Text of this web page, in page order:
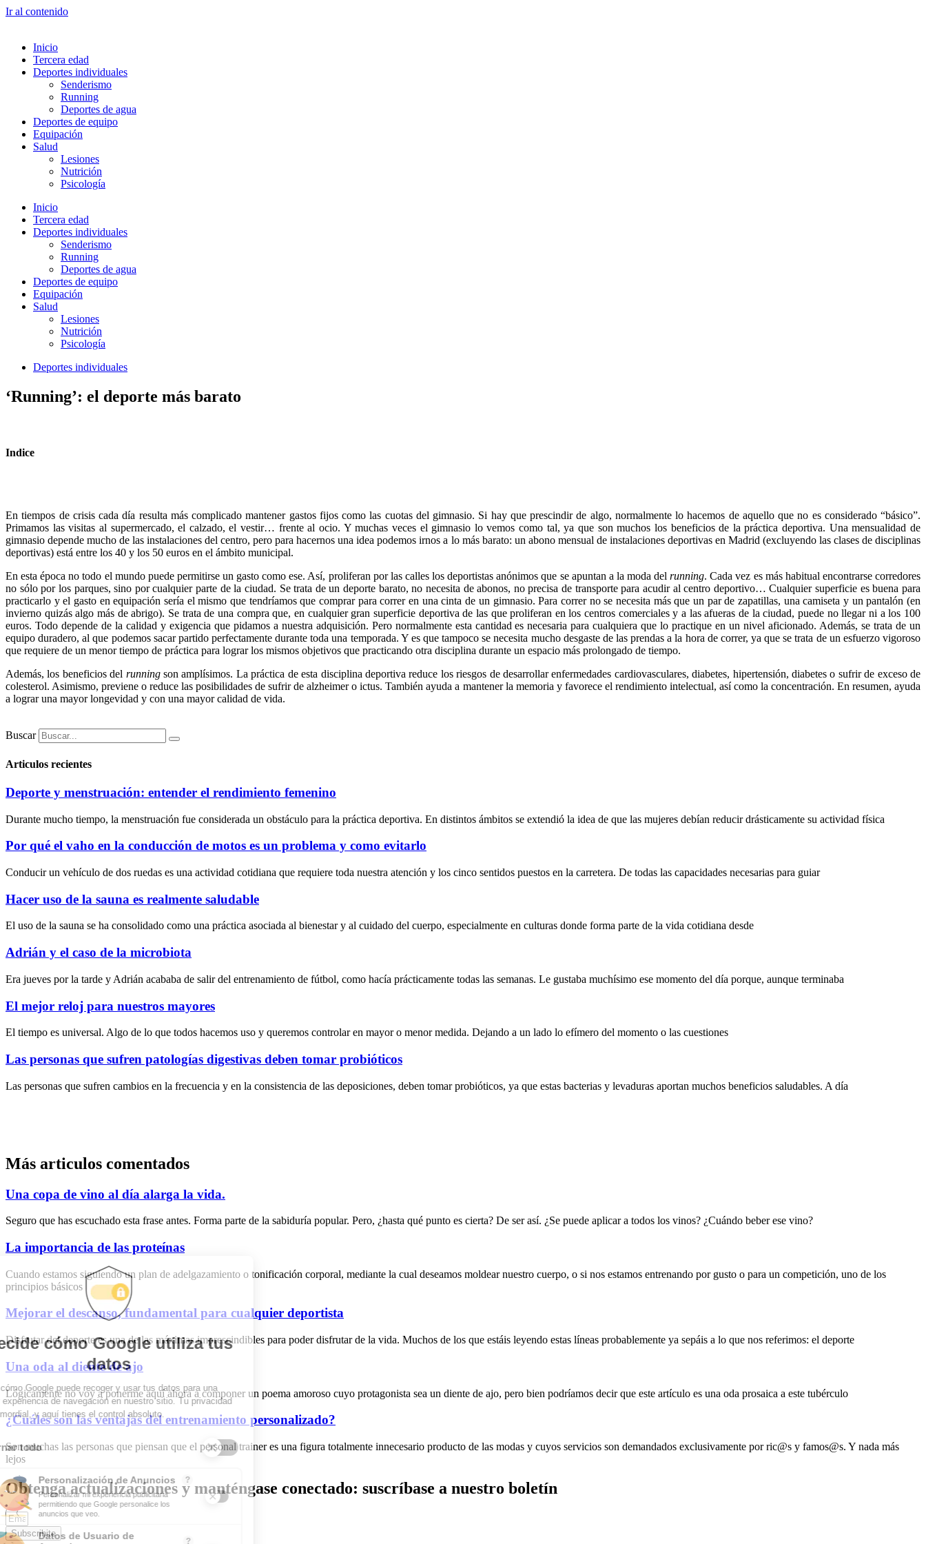
Ir al contenido
Inicio
Tercera edad
Deportes individuales
Senderismo
Running
Deportes de agua
Deportes de equipo
Equipación
Salud
Lesiones
Nutrición
Psicología
Inicio
Tercera edad
Deportes individuales
Senderismo
Running
Deportes de agua
Deportes de equipo
Equipación
Salud
Lesiones
Nutrición
Psicología
Deportes individuales
‘Running’: el deporte más barato
Indice
En tiempos de crisis cada día resulta más complicado mantener gastos fijos como las cuotas del gimnasio. Si hay que prescindir de algo, normalmente lo hacemos de aquello que no es considerado “básico”.
Primamos las visitas al supermercado, el calzado, el vestir… frente al ocio. Y muchas veces el gimnasio lo vemos como tal, ya que son muchos los beneficios de la práctica deportiva. Una mensualidad de
gimnasio depende mucho de las instalaciones del centro, pero para hacernos una idea podemos irnos a lo más barato: un abono mensual de instalaciones deportivas en Madrid (excluyendo las clases de disciplinas
deportivas) está entre los 40 y los 50 euros en el ámbito municipal.
En esta época no todo el mundo puede permitirse un gasto como ese. Así, proliferan por las calles los deportistas anónimos que se apuntan a la moda delrunning. Cada vez es más habitual encontrarse corredores
no sólo por los parques, sino por cualquier parte de la ciudad. Se trata de un deporte barato, no necesita de abonos, no precisa de transporte para acudir al centro deportivo… Cualquier superficie es buena para
practicarlo y el gasto en equipación sería el mismo que tendríamos que comprar para correr en una cinta de un gimnasio. Para correr no se necesita más que un par de zapatillas, una camiseta y un pantalón (en
invierno quizás algo más de abrigo). Se trata de una compra que, en cualquier gran superficie deportiva de las que proliferan en los centros comerciales y a las afueras de la ciudad, puede no llegar ni a los 100
euros. Todo depende de la calidad y exigencia que pidamos a nuestra adquisición. Pero normalmente esta cantidad es necesaria para cualquiera que lo practique en un nivel aficionado. Además, se trata de un
equipo duradero, al que podemos sacar partido perfectamente durante toda una temporada. Y es que tampoco se necesita mucho desgaste de las prendas a la hora de correr, ya que se trata de un esfuerzo vigoroso
que requiere de un menor tiempo de práctica para lograr los mismos objetivos que practicando otra disciplina durante un espacio más prolongado de tiempo.
Además, los beneficios del runningson amplísimos. La práctica de esta disciplina deportiva reduce los riesgos de desarrollar enfermedades cardiovasculares, diabetes, hipertensión, diabetes o sufrir de exceso de
colesterol. Asimismo, previene o reduce las posibilidades de sufrir de alzheimer o ictus. También ayuda a mantener la memoria y favorece el rendimiento intelectual, así como la concentración. En resumen, ayuda
a lograr una mayor longevidad y con una mayor calidad de vida.
Buscar
Articulos recientes
Deporte y menstruación: entender el rendimiento femenino
Durante mucho tiempo, la menstruación fue considerada un obstáculo para la práctica deportiva. En distintos ámbitos se extendió la idea de que las mujeres debían reducir drásticamente su actividad física
Por qué el vaho en la conducción de motos es un problema y como evitarlo
Conducir un vehículo de dos ruedas es una actividad cotidiana que requiere toda nuestra atención y los cinco sentidos puestos en la carretera. De todas las capacidades necesarias para guiar
Hacer uso de la sauna es realmente saludable
El uso de la sauna se ha consolidado como una práctica asociada al bienestar y al cuidado del cuerpo, especialmente en culturas donde forma parte de la vida cotidiana desde
Adrián y el caso de la microbiota
Era jueves por la tarde y Adrián acababa de salir del entrenamiento de fútbol, como hacía prácticamente todas las semanas. Le gustaba muchísimo ese momento del día porque, aunque terminaba
El mejor reloj para nuestros mayores
El tiempo es universal. Algo de lo que todos hacemos uso y queremos controlar en mayor o menor medida. Dejando a un lado lo efímero del momento o las cuestiones
Las personas que sufren patologías digestivas deben tomar probióticos
Las personas que sufren cambios en la frecuencia y en la consistencia de las deposiciones, deben tomar probióticos, ya que estas bacterias y levaduras aportan muchos beneficios saludables. A día
Más articulos comentados
Una copa de vino al día alarga la vida.
Seguro que has escuchado esta frase antes. Forma parte de la sabiduría popular. Pero, ¿hasta qué punto es cierta? De ser así. ¿Se puede aplicar a todos los vinos? ¿Cuándo beber ese vino?
La importancia de las proteínas
Cuando estamos siguiendo un plan de adelgazamiento o tonificación corporal, mediante la cual deseamos moldear nuestro cuerpo, o si nos estamos entrenando por gusto o para un competición, uno de los
principios básicos
Mejorar el descanso, fundamental para cualquier deportista
Disfrutar del deporte es una de las máximas imprescindibles para poder disfrutar de la vida. Muchos de los que estáis leyendo estas líneas probablemente ya sepáis a lo que nos referimos: el deporte
Una oda al diente de ajo
Lógicamente no voy a ponerme aquí ahora a componer un poema amoroso cuyo protagonista sea un diente de ajo, pero bien podríamos decir que este artículo es una oda prosaica a este tubérculo
¿Cuáles son las ventajas del entrenamiento personalizado?
Son muchas las personas que piensan que el personal trainer es una figura totalmente innecesario producto de las modas y cuyos servicios son demandados exclusivamente por ric@s y famos@s. Y nada más
lejos
Obtenga actualizaciones y manténgase conectado: suscríbase a nuestro boletín
Subscribite